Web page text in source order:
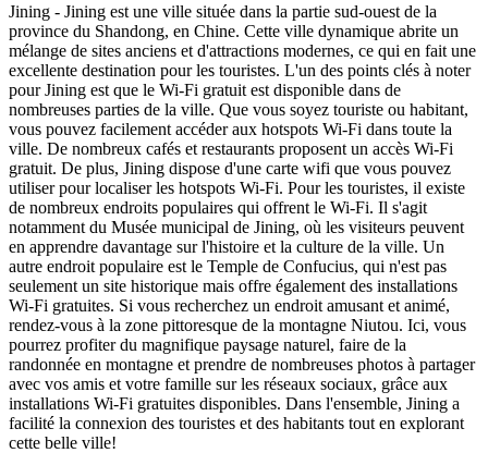
Jining - Jining est une ville située dans la partie sud-ouest de la
province du Shandong, en Chine. Cette ville dynamique abrite un
mélange de sites anciens et d'attractions modernes, ce qui en fait une
excellente destination pour les touristes. L'un des points clés à noter
pour Jining est que le Wi-Fi gratuit est disponible dans de
nombreuses parties de la ville. Que vous soyez touriste ou habitant,
vous pouvez facilement accéder aux hotspots Wi-Fi dans toute la
ville. De nombreux cafés et restaurants proposent un accès Wi-Fi
gratuit. De plus, Jining dispose d'une carte wifi que vous pouvez
utiliser pour localiser les hotspots Wi-Fi. Pour les touristes, il existe
de nombreux endroits populaires qui offrent le Wi-Fi. Il s'agit
notamment du Musée municipal de Jining, où les visiteurs peuvent
en apprendre davantage sur l'histoire et la culture de la ville. Un
autre endroit populaire est le Temple de Confucius, qui n'est pas
seulement un site historique mais offre également des installations
Wi-Fi gratuites. Si vous recherchez un endroit amusant et animé,
rendez-vous à la zone pittoresque de la montagne Niutou. Ici, vous
pourrez profiter du magnifique paysage naturel, faire de la
randonnée en montagne et prendre de nombreuses photos à partager
avec vos amis et votre famille sur les réseaux sociaux, grâce aux
installations Wi-Fi gratuites disponibles. Dans l'ensemble, Jining a
facilité la connexion des touristes et des habitants tout en explorant
cette belle ville!